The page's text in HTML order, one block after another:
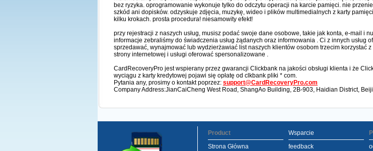
bez ryzyka. oprogramowanie wykonuje tylko do odczytu operacji na karcie pamięci. nie
szkód ani dopisków. odzyskuje zdjęcia, muzykę, wideo i plików multimedialnych z karty
kilku krokach. prosta procedura! niesamowity efekt!
przy rejestracji z naszych usług, musisz podać swoje dane osobowe, takie jak konta, e-mail i
informacje zebraliśmy do świadczenia usług żądanych oraz informowania . Ci z innych
sprzedawać, wynajmować lub wydzierżawiać list naszych klientów osobom trzecim
strony internetowej i usługi oferować spersonalizowane .
CardRecoveryPro jest wspierany przez gwarancji Clickbank na jakości obsługi klienta i że
wyciągu z karty kredytowej pojawi się opłatę od clkbank pliki * com.
Pytania any, prosimy o kontakt poprzez: support@CardRecoveryPro.com
Company Address:JianCaiCheng West Road, ShangAo Building, 2B-903, Haidian District,
Product
Strona Główna
Wsparcie
feedback